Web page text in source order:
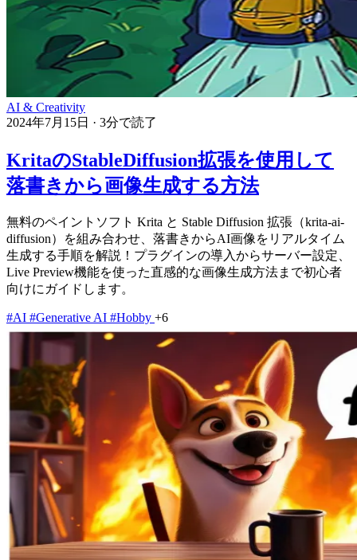
AI & Creativity
2024年7月15日 · 3分で読了
KritaのStableDiffusion拡張を使用して
落書きから画像生成する方法
無料のペイントソフト Krita と Stable Diffusion 拡張（krita-ai-
diffusion）を組み合わせ、落書きからAI画像をリアルタイム
生成する手順を解説！プラグインの導入からサーバー設定、
Live Preview機能を使った直感的な画像生成方法まで初心者
向けにガイドします。
#AI #Generative AI #Hobby +6